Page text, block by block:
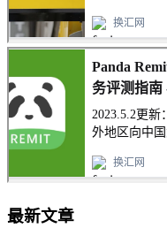
最新文章